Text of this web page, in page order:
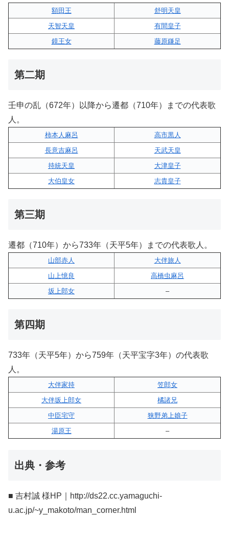
額田王
舒明天皇
天智天皇
有間皇子
鏡王女
藤原鎌足
第二期
壬申の乱（672年）以降から遷都（710年）までの代表歌
人。
柿本人麻呂
高市黒人
長意吉麻呂
天武天皇
持統天皇
大津皇子
大伯皇女
志貴皇子
第三期
遷都（710年）から733年（天平5年）までの代表歌人。
山部赤人
大伴旅人
山上憶良
高橋虫麻呂
坂上郎女
–
第四期
733年（天平5年）から759年（天平宝字3年）の代表歌
人。
大伴家持
笠郎女
大伴坂上郎女
橘諸兄
中臣宅守
狭野弟上娘子
湯原王
–
出典・参考
■ 吉村誠 様HP｜http://ds22.cc.yamaguchi-
u.ac.jp/~y_makoto/man_corner.html